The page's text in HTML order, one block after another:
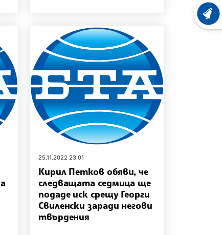
25.11.2022 23:01
Кирил Петков обяви, че
следващата седмица ще
подаде иск срещу Георги
Свиленски заради негови
твърдения